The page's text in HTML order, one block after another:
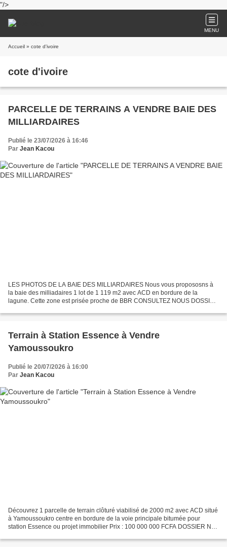
"/>
MENU
Accueil » cote d'ivoire
cote d'ivoire
PARCELLE DE TERRAINS A VENDRE BAIE DES
MILLIARDAIRES
Publié le 23/07/2026 à 16:46
Par Jean Kacou
LES PHOTOS DE LA BAIE DES MILLIARDAIRES Nous vous propososns à
la baie des milliadaires 1 lot de 1 119 m2 avec ACD en bordure de la
lagune. Cette zone est prisée proche de BBR CONSULTEZ NOUS DOSSIER
Terrain à Station Essence à Vendre
Yamoussoukro
Publié le 20/07/2026 à 16:00
Par Jean Kacou
Découvrez 1 parcelle de terrain clôturé viabilisé de 2000 m2 avec ACD situé
à Yamoussoukro centre en bordure de la voie principale bitumée pour
station Essence ou projet immobilier Prix : 100 000 000 FCFA DOSSIER N°